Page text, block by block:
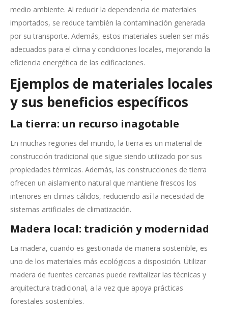
medio ambiente. Al reducir la dependencia de materiales
importados, se reduce también la contaminación generada
por su transporte. Además, estos materiales suelen ser más
adecuados para el clima y condiciones locales, mejorando la
eficiencia energética de las edificaciones.
Ejemplos de materiales locales
y sus beneficios específicos
La tierra: un recurso inagotable
En muchas regiones del mundo, la tierra es un material de
construcción tradicional que sigue siendo utilizado por sus
propiedades térmicas. Además, las construcciones de tierra
ofrecen un aislamiento natural que mantiene frescos los
interiores en climas cálidos, reduciendo así la necesidad de
sistemas artificiales de climatización.
Madera local: tradición y modernidad
La madera, cuando es gestionada de manera sostenible, es
uno de los materiales más ecológicos a disposición. Utilizar
madera de fuentes cercanas puede revitalizar las técnicas y
arquitectura tradicional, a la vez que apoya prácticas
forestales sostenibles.